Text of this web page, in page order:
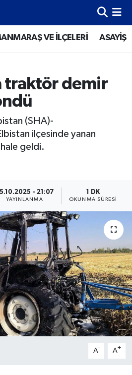
VE İLÇELERİ ASAYİŞ
traktör demir
(SHA)-
ilçesinde yanan
geldi.
- 21:07
YAYINLANMA
1 DK
OKUNMA SÜRESI
A- A+
Nöbetçi Eczaneler
Durumu
Namaz Vakitleri
ve Fikstür